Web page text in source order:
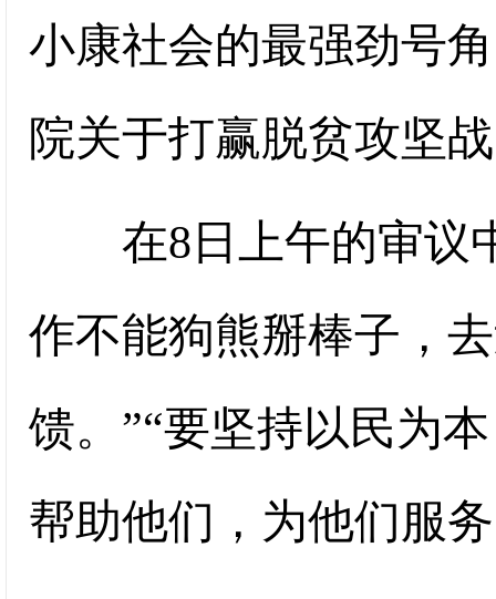
小康社会的最强劲号
院关于打赢脱贫攻坚
在8日上午的审议
作不能狗熊掰棒子，
馈。”“要坚持以民为
帮助他们，为他们服